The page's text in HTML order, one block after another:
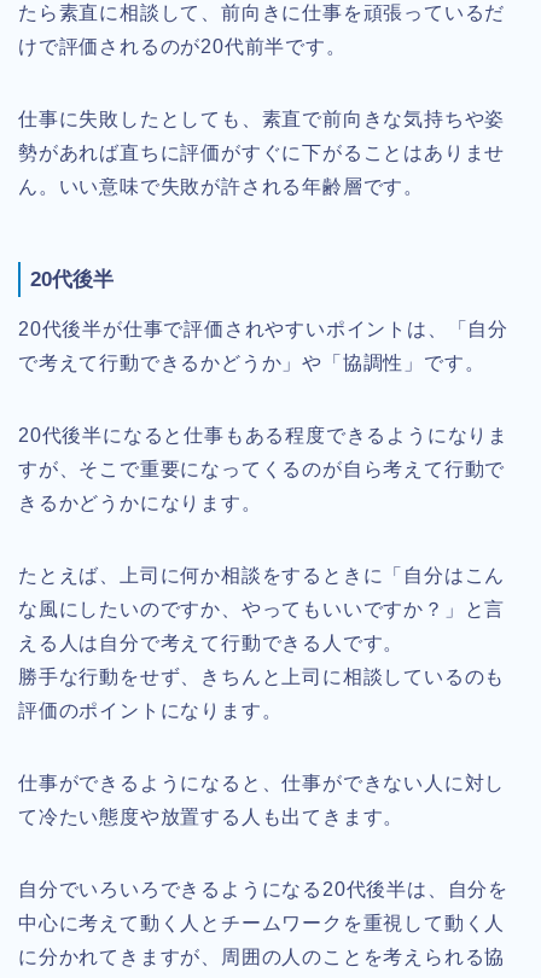
たら素直に相談して、前向きに仕事を頑張っているだ
けで評価されるのが20代前半です。
仕事に失敗したとしても、素直で前向きな気持ちや姿
勢があれば直ちに評価がすぐに下がることはありませ
ん。いい意味で失敗が許される年齢層です。
20代後半
20代後半が仕事で評価されやすいポイントは、「自分
で考えて行動できるかどうか」や「協調性」です。
20代後半になると仕事もある程度できるようになりま
すが、そこで重要になってくるのが自ら考えて行動で
きるかどうかになります。
たとえば、上司に何か相談をするときに「自分はこん
な風にしたいのですか、やってもいいですか？」と言
える人は自分で考えて行動できる人です。
勝手な行動をせず、きちんと上司に相談しているのも
評価のポイントになります。
仕事ができるようになると、仕事ができない人に対し
て冷たい態度や放置する人も出てきます。
自分でいろいろできるようになる20代後半は、自分を
中心に考えて動く人とチームワークを重視して動く人
に分かれてきますが、周囲の人のことを考えられる協